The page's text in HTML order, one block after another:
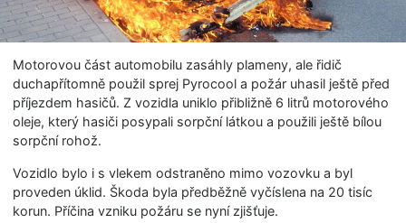
Motorovou část automobilu zasáhly plameny, ale řidič
duchapřítomně použil sprej Pyrocool a požár uhasil ještě před
příjezdem hasičů. Z vozidla uniklo přibližně 6 litrů motorového
oleje, který hasiči posypali sorpční látkou a použili ještě bílou
sorpční rohož.
Vozidlo bylo i s vlekem odstraněno mimo vozovku a byl
proveden úklid. Škoda byla předběžně vyčíslena na 20 tisíc
korun. Příčina vzniku požáru se nyní zjišťuje.